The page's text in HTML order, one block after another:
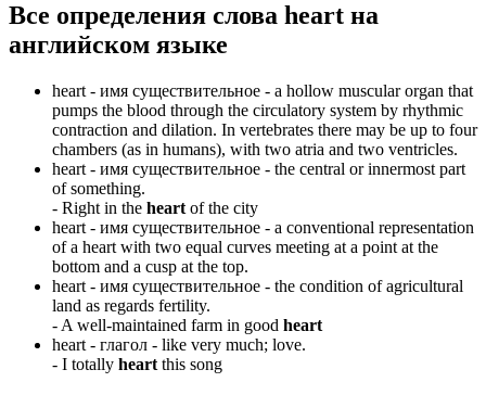
Все определения слова heart на
английском языке
heart - имя существительное - a hollow muscular organ that
pumps the blood through the circulatory system by rhythmic
contraction and dilation. In vertebrates there may be up to four
chambers (as in humans), with two atria and two ventricles.
heart - имя существительное - the central or innermost part
of something.
- Right in the heart of the city
heart - имя существительное - a conventional representation
of a heart with two equal curves meeting at a point at the
bottom and a cusp at the top.
heart - имя существительное - the condition of agricultural
land as regards fertility.
- A well-maintained farm in good heart
heart - глагол - like very much; love.
- I totally heart this song